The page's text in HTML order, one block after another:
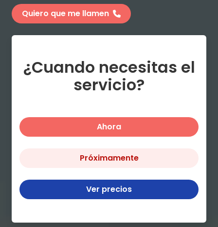
Quiero que me llamen
¿Cuando necesitas el
servicio?
Ahora
Próximamente
Ver precios